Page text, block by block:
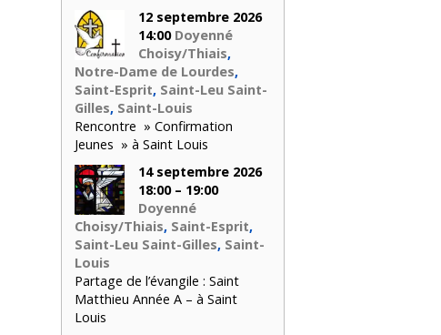
12 septembre 2026
14:00 Doyenné
Choisy/Thiais,
Notre-Dame de Lourdes,
Saint-Esprit, Saint-Leu Saint-
Gilles, Saint-Louis
Rencontre » Confirmation
Jeunes » à Saint Louis
14 septembre 2026
18:00 – 19:00
Doyenné
Choisy/Thiais, Saint-Esprit,
Saint-Leu Saint-Gilles, Saint-
Louis
Partage de l’évangile : Saint
Matthieu Année A – à Saint
Louis